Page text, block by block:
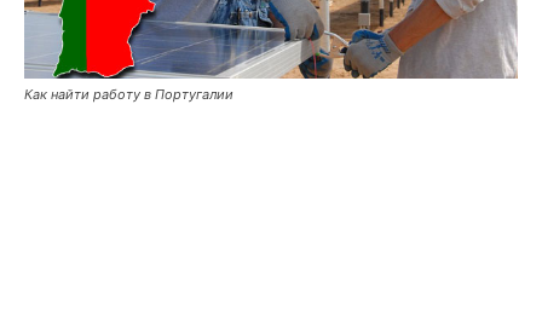
Как найти работу в Португалии